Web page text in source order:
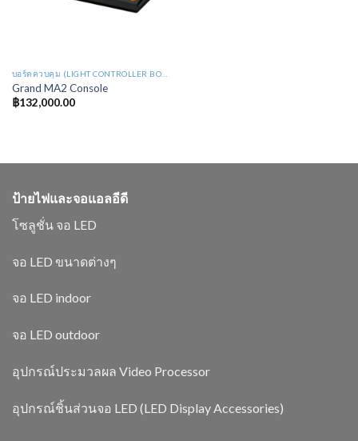
Grand MA2 Console
฿132,000.00
ป้ายไฟและจอแอลอีดี
โซลูชั่น จอ LED
จอ LED ขนาดต่างๆ
จอ LED indoor
จอ LED outdoor
อุปกรณ์ประมวลผล Video Processor
อุปกรณ์ชิ้นส่วนจอ LED (LED Display Accessories)